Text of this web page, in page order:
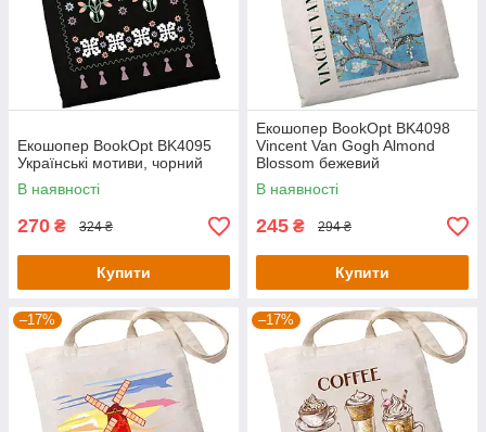
Екошопер BookOpt BK4095
Українські мотиви, чорний
В наявності
270 ₴ 324 ₴
Купити
Екошопер BookOpt BK4098
Vincent Van Gogh Almond
Blossom бежевий
В наявності
245 ₴ 294 ₴
Купити
–17% –17%